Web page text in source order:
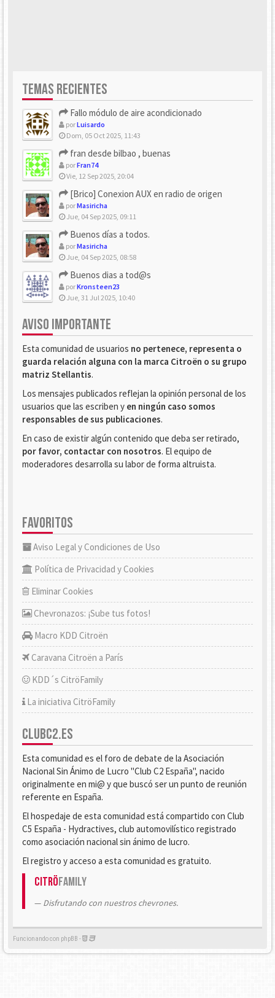
TEMAS RECIENTES
Fallo módulo de aire acondicionado
porLuisardo
Dom, 05 Oct 2025, 11:43
fran desde bilbao , buenas
porFran74
Vie, 12 Sep 2025, 20:04
[Brico] Conexion AUX en radio de origen
porMasiricha
Jue, 04 Sep 2025, 09:11
Buenos días a todos.
porMasiricha
Jue, 04 Sep 2025, 08:58
Buenos dias a tod@s
porKronsteen23
Jue, 31 Jul 2025, 10:40
AVISO IMPORTANTE
Esta comunidad de usuarios no pertenece, representa o
guarda relación alguna con la marca Citroën o su grupo
matriz Stellantis.
Los mensajes publicados reflejan la opinión personal de los
usuarios que las escriben y en ningún caso somos
responsables de sus publicaciones.
En caso de existir algún contenido que deba ser retirado,
por favor, contactar con nosotros. El equipo de
moderadores desarrolla su labor de forma altruista.
FAVORITOS
Aviso Legal y Condiciones de Uso
Política de Privacidad y Cookies
Eliminar Cookies
Chevronazos: ¡Sube tus fotos!
Macro KDD Citroën
Caravana Citroën a París
KDD´s CitröFamily
La iniciativa CitröFamily
CLUBC2.ES
Esta comunidad es el foro de debate de la Asociación
Nacional Sin Ánimo de Lucro "Club C2 España", nacido
originalmente en mi@ y que buscó ser un punto de reunión
referente en España.
El hospedaje de esta comunidad está compartido con Club
C5 España - Hydractives, club automovilístico registrado
como asociación nacional sin ánimo de lucro.
El registro y acceso a esta comunidad es gratuito.
CitröFamily
Disfrutando con nuestros chevrones.
Funcionando con phpBB -